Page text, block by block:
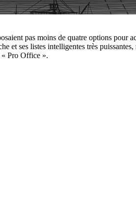
pas moins de quatre options
et ses listes intelligentes très
« Pro Office ».